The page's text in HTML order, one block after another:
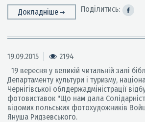
Докладніше
Поділитись:
19.09.2015
2194
19 вересня у великій читальній залі
Департаменту культури і туризму,
Чернігівської облдержадміністрації
фотовиставок "Що нам дала
відомих польських фотохудожників
Януша Ридзевського.